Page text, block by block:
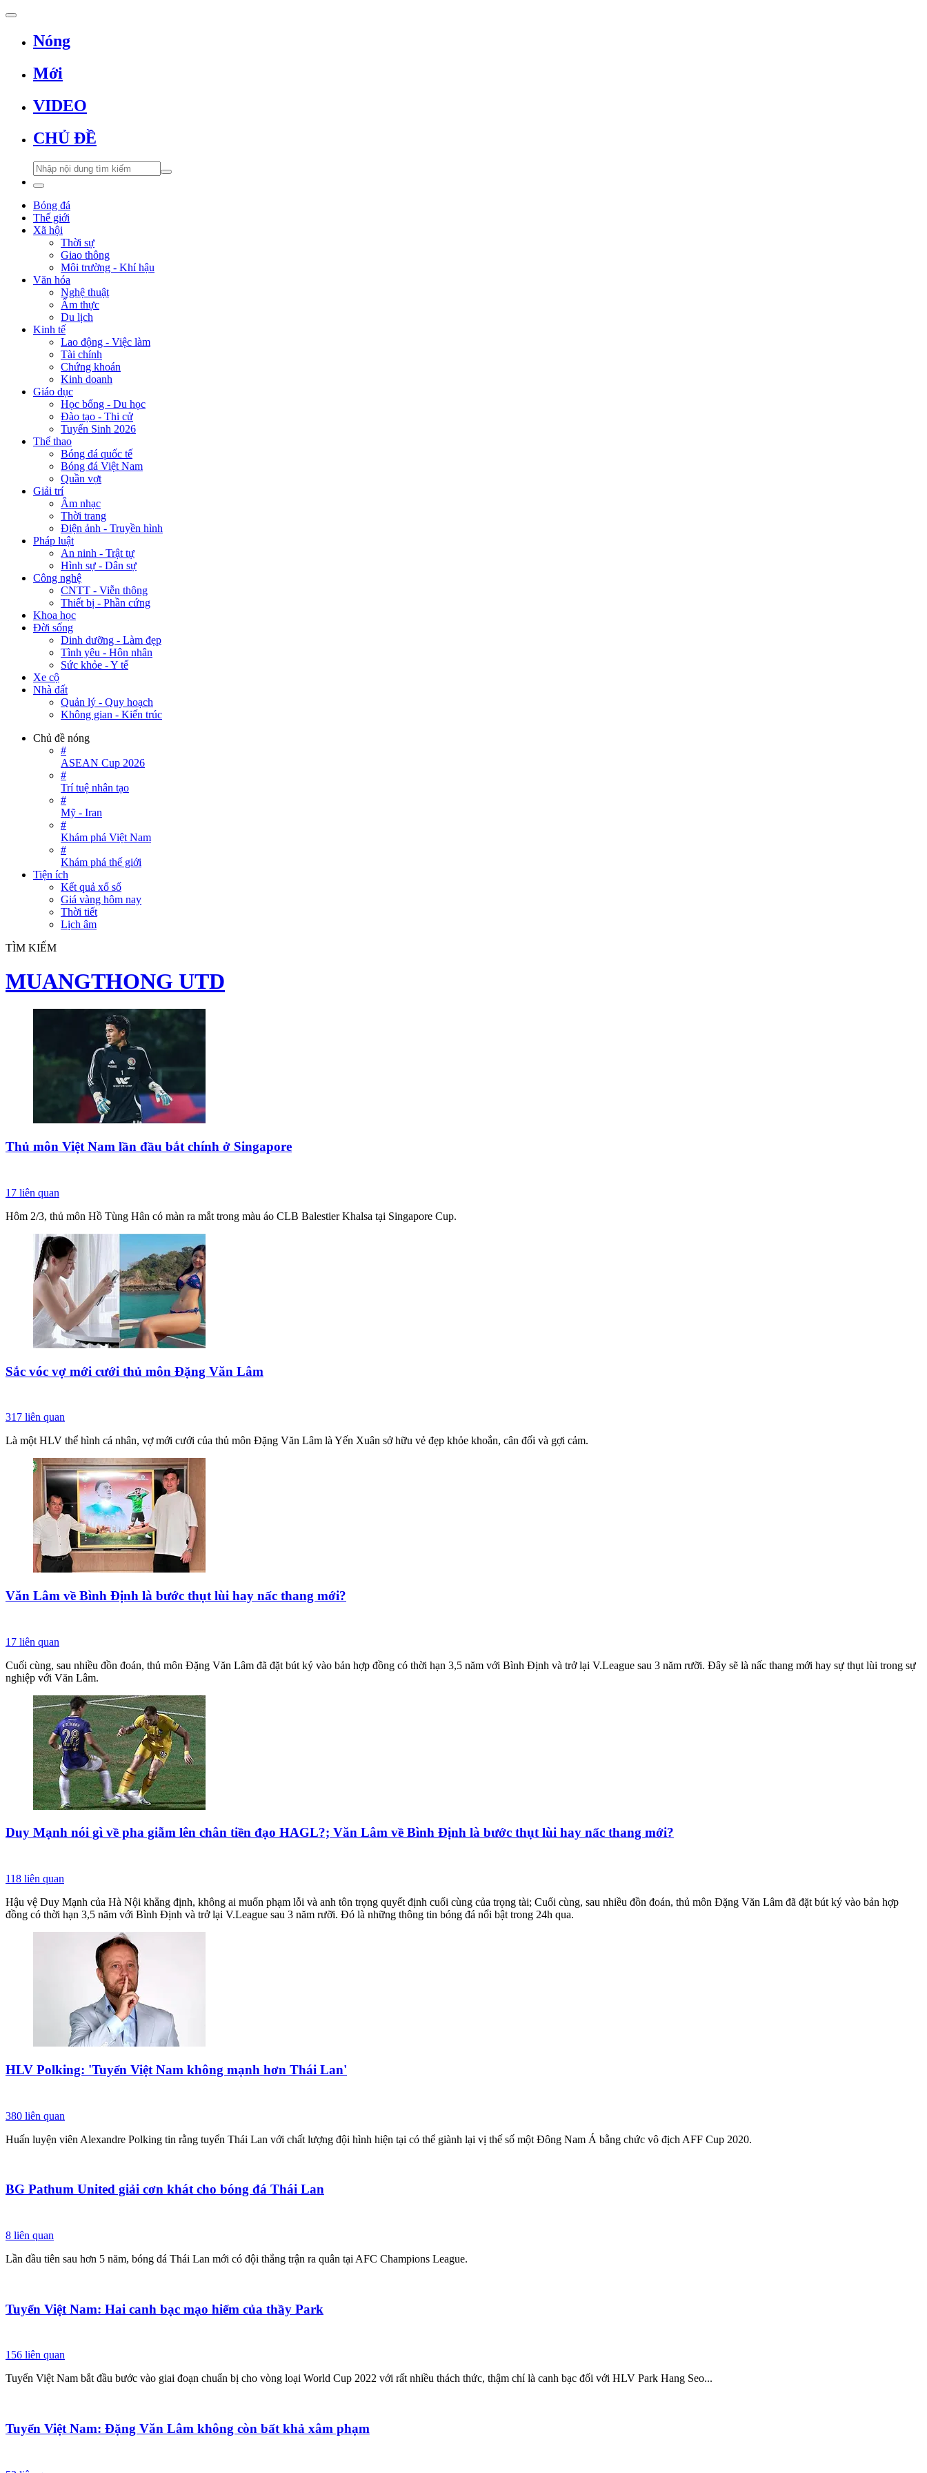
Nóng
Mới
VIDEO
CHỦ ĐỀ
Bóng đá
Thế giới
Xã hội
Thời sự
Giao thông
Môi trường - Khí hậu
Văn hóa
Nghệ thuật
Ẩm thực
Du lịch
Kinh tế
Lao động - Việc làm
Tài chính
Chứng khoán
Kinh doanh
Giáo dục
Học bổng - Du học
Đào tạo - Thi cử
Tuyển Sinh 2026
Thể thao
Bóng đá quốc tế
Bóng đá Việt Nam
Quần vợt
Giải trí
Âm nhạc
Thời trang
Điện ảnh - Truyền hình
Pháp luật
An ninh - Trật tự
Hình sự - Dân sự
Công nghệ
CNTT - Viễn thông
Thiết bị - Phần cứng
Khoa học
Đời sống
Dinh dưỡng - Làm đẹp
Tình yêu - Hôn nhân
Sức khỏe - Y tế
Xe cộ
Nhà đất
Quản lý - Quy hoạch
Không gian - Kiến trúc
Chủ đề nóng
#
ASEAN Cup 2026
#
Trí tuệ nhân tạo
#
Mỹ - Iran
#
Khám phá Việt Nam
#
Khám phá thế giới
Tiện ích
Kết quả xổ số
Giá vàng hôm nay
Thời tiết
Lịch âm
TÌM KIẾM
MUANGTHONG UTD
Thủ môn Việt Nam lần đầu bắt chính ở Singapore
17 liên quan
Hôm 2/3, thủ môn Hồ Tùng Hân có màn ra mắt trong màu áo CLB Balestier Khalsa tại Singapore Cup.
Sắc vóc vợ mới cưới thủ môn Đặng Văn Lâm
317 liên quan
Là một HLV thể hình cá nhân, vợ mới cưới của thủ môn Đặng Văn Lâm là Yến Xuân sở hữu vẻ đẹp khỏe khoắn, cân đối và gợi cảm.
Văn Lâm về Bình Định là bước thụt lùi hay nấc thang mới?
17 liên quan
Cuối cùng, sau nhiều đồn đoán, thủ môn Đặng Văn Lâm đã đặt bút ký vào bản hợp đồng có thời hạn 3,5 năm với Bình Định và trở lại V.League sau 3 năm rưỡi. Đây sẽ là nấc thang mới hay sự thụt lùi trong sự
nghiệp với Văn Lâm.
Duy Mạnh nói gì về pha giẫm lên chân tiền đạo HAGL?; Văn Lâm về Bình Định là bước thụt lùi hay nấc thang mới?
118 liên quan
Hậu vệ Duy Mạnh của Hà Nội khẳng định, không ai muốn phạm lỗi và anh tôn trọng quyết định cuối cùng của trọng tài; Cuối cùng, sau nhiều đồn đoán, thủ môn Đặng Văn Lâm đã đặt bút ký vào bản hợp
đồng có thời hạn 3,5 năm với Bình Định và trở lại V.League sau 3 năm rưỡi. Đó là những thông tin bóng đá nổi bật trong 24h qua.
HLV Polking: 'Tuyển Việt Nam không mạnh hơn Thái Lan'
380 liên quan
Huấn luyện viên Alexandre Polking tin rằng tuyển Thái Lan với chất lượng đội hình hiện tại có thể giành lại vị thế số một Đông Nam Á bằng chức vô địch AFF Cup 2020.
BG Pathum United giải cơn khát cho bóng đá Thái Lan
8 liên quan
Lần đầu tiên sau hơn 5 năm, bóng đá Thái Lan mới có đội thắng trận ra quân tại AFC Champions League.
Tuyển Việt Nam: Hai canh bạc mạo hiểm của thầy Park
156 liên quan
Tuyển Việt Nam bắt đầu bước vào giai đoạn chuẩn bị cho vòng loại World Cup 2022 với rất nhiều thách thức, thậm chí là canh bạc đối với HLV Park Hang Seo...
Tuyển Việt Nam: Đặng Văn Lâm không còn bất khả xâm phạm